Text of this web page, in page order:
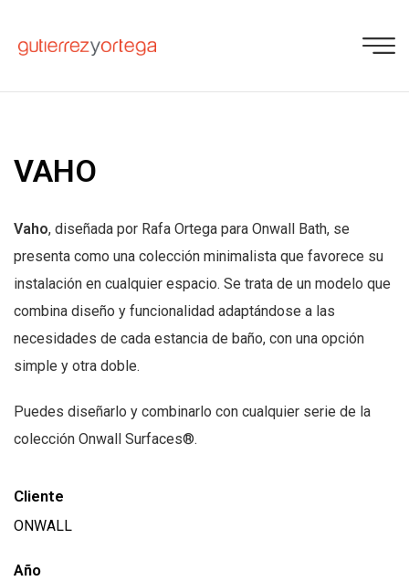
VAHO
Vaho, diseñada por Rafa Ortega para Onwall Bath, se
presenta como una colección minimalista que favorece su
instalación en cualquier espacio. Se trata de un modelo que
combina diseño y funcionalidad adaptándose a las
necesidades de cada estancia de baño, con una opción
simple y otra doble.
Puedes diseñarlo y combinarlo con cualquier serie de la
colección Onwall Surfaces®.
Cliente
ONWALL
Año